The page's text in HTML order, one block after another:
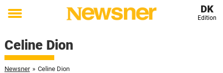
Toggle
DK
Edition
Celine Dion
Newsner » Celine Dion